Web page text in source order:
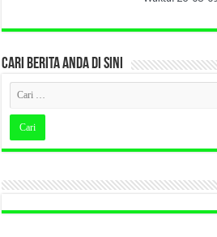
CARI BERITA ANDA DI SINI